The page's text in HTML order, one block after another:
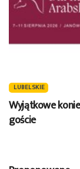
LUBELSKIE
Wyjątkowe
goście